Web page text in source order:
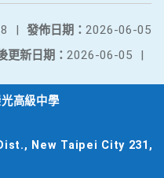
發佈日期： 2026-06-05
|
更新日期： 2026-06-05 |
高級中學
New Taipei City 231,